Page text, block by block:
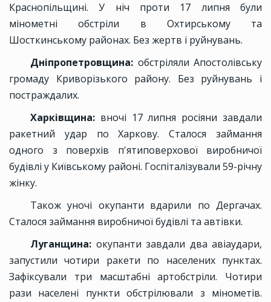
Краснопільщині. У ніч проти 17 липня були
мінометні обстріли в Охтирському та
Шосткинському районах. Без жертв і руйнувань.
Дніпропетровщина: обстріляли Апостолівську
громаду Криворізького району. Без руйнувань і
постраждалих.
Харківщина: вночі 17 липня росіяни завдали
ракетний удар по Харкову. Сталося займання
одного з поверхів п'ятиповерхової виробничої
будівлі у Київському районі. Госпіталізували 59-річну
жінку.
Також уночі окупанти вдарили по Дергачах.
Сталося займання виробничої будівлі та автівки.
Луганщина: окупанти завдали два авіаудари,
запустили чотири ракети по населених пунктах.
Зафіксували три масштабні артобстріли. Чотири
рази населені пункти обстрілювали з мінометів.